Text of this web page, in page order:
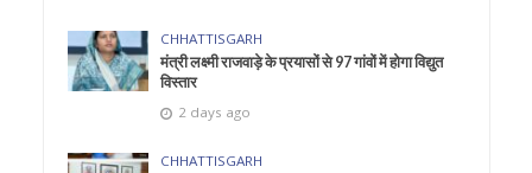
CHHATTISGARH
मंत्री लक्ष्मी राजवाड़े के प्रयासों से 97 गांवों में होगा विद्युत
विस्तार
2 days ago
CHHATTISGARH